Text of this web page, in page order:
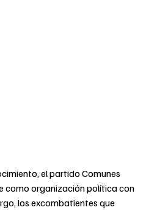
el partido Comunes
como organización política con
los excombatientes que